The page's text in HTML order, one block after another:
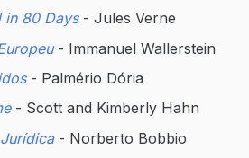
in 80 Days- Jules Verne
- Immanuel Wallerstein
- Palmério Dória
- Scott and Kimberly Hahn
- Norberto Bobbio